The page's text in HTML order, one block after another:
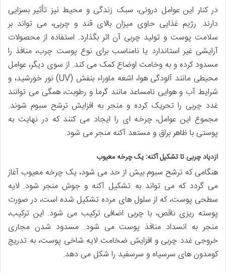
در کنار این عوامل درونی، سبک زندگی و محیط نیز تأثیر بسزایی
دارند. رژیم غذایی حاوی میزان بالای قند و چربی، می تواند بر
سلامت پوست و تولید چربی آن اثر بگذارد. استفاده از محصولات
آرایشی غیر استاندارد یا نامناسب برای نوع پوست چرب، منافذ را
مسدود کرده و به وخامت اوضاع کمک می کند. از سوی دیگر، عوامل
محیطی مانند آلودگی هوا، اشعه ماوراء بنفش (UV) نور خورشید، و
شرایط آب و هوایی نامساعد مانند گرما و رطوبت، همگی می توانند
غدد چربی را تحریک کرده و منجر به افزایش ترشح سبوم شوند.
مجموع این عوامل، چرخه ای را ایجاد می کنند که در نهایت به
پوستی با ظاهر براق و مستعد آکنه منجر می شود.
ازدیاد چربی تا تشکیل آکنه: یک چرخه معیوب
هنگامی که ترشح سبوم بیش از حد می شود، یک چرخه معیوب آغاز
می گردد که می تواند به تشکیل آکنه و جوش منجر شود. لایه
سطحی پوست، که از سلول های مرده تشکیل شده است، در صورت
پوسته ریزی ناقص، با چربی اضافی ترکیب می شود. این ترکیب،
منجر به انسداد منافذ پوست می شود. مسدود شدن مجاری
خروجی غدد چربی و افزایش ضخامت لایه شاخی پوست، به تدریج
کومدون های سرسیاه و سرسفید را شکل می دهد.